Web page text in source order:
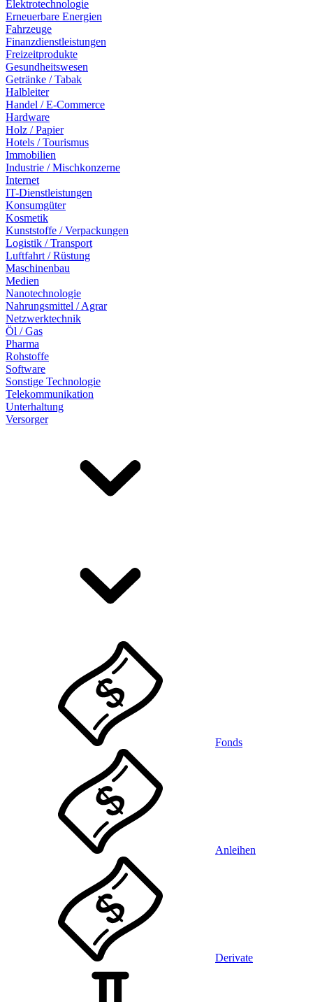
Elektrotechnologie
Erneuerbare Energien
Fahrzeuge
Finanzdienstleistungen
Freizeitprodukte
Gesundheitswesen
Getränke / Tabak
Halbleiter
Handel / E-Commerce
Hardware
Holz / Papier
Hotels / Tourismus
Immobilien
Industrie / Mischkonzerne
Internet
IT-Dienstleistungen
Konsumgüter
Kosmetik
Kunststoffe / Verpackungen
Logistik / Transport
Luftfahrt / Rüstung
Maschinenbau
Medien
Nanotechnologie
Nahrungsmittel / Agrar
Netzwerktechnik
Öl / Gas
Pharma
Rohstoffe
Software
Sonstige Technologie
Telekommunikation
Unterhaltung
Versorger
Fonds
Anleihen
Derivate